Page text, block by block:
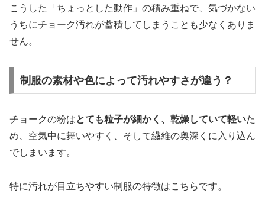
こうした「ちょっとした動作」の積み重ねで、気づかない
うちにチョーク汚れが蓄積してしまうことも少なくありま
せん。
制服の素材や色によって汚れやすさが違う？
チョークの粉はとても粒子が細かく、乾燥していて軽いた
め、空気中に舞いやすく、そして繊維の奥深くに入り込ん
でしまいます。
特に汚れが目立ちやすい制服の特徴はこちらです。